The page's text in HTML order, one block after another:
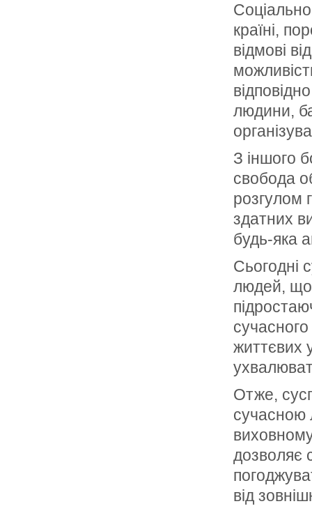
країні,
відмові
людини,
З іншого
свобода
розгулом
здатних
будь-яка
Сьогодні
людей, що
життєвих
Отже,
сучасною
дозволяє
від